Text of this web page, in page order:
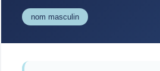
nom masculin